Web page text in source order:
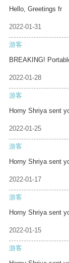
Hello, Greetings fr
2022-01-31
游客
BREAKING!
2022-01-28
游客
Horny Shriya sent
2022-01-25
游客
Horny Shriya sent
2022-01-17
游客
Horny Shriya sent
2022-01-15
游客